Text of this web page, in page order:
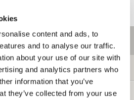
content and ads, to
and to analyse our traffic.
about your use of our site with
and analytics partners who
information that you’ve
they’ve collected from your use